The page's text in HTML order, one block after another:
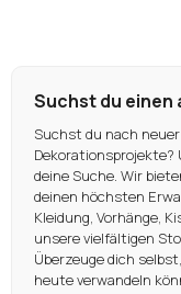
Suchst du einen
Suchst du nach
deine Suche. Wir
deinen höchsten
Kleidung, Vorhänge,
unsere vielfältigen
Überzeuge dich
heute verwandeln